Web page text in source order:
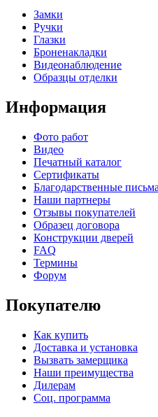
Замки
Ручки
Глазки
Броненакладки
Видеонаблюдение
Образцы отделки
Информация
Фото работ
Видео
Печатный каталог
Сертификаты
Благодарственные письма
Наши партнеры
Отзывы покупателей
Образец договора
Конструкции дверей
FAQ
Термины
Форум
Покупателю
Как купить
Доставка и установка
Вызвать замерщика
Наши преимущества
Дилерам
Соц. программа